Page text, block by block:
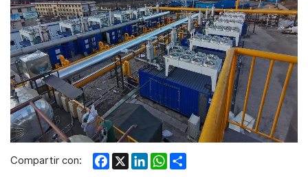
Compartir con: Facebook
X LinkedInWhatsApp